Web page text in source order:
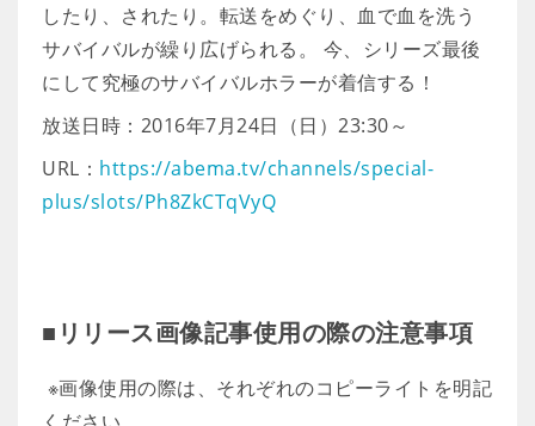
したり、されたり。転送をめぐり、血で血を洗う
サバイバルが繰り広げられる。 今、シリーズ最後
にして究極のサバイバルホラーが着信する！
放送日時：2016年7月24日（日）23:30～
URL： https://abema.tv/channels/special-
plus/slots/Ph8ZkCTqVyQ
■リリース画像記事使用の際の注意事項
※画像使用の際は、それぞれのコピーライトを明記